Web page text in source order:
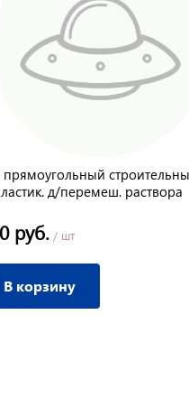
прямоугольный
д/перемеш. раствора
руб. / шт
В корзину